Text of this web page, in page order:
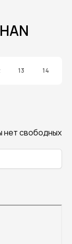
13 14
нет свободных